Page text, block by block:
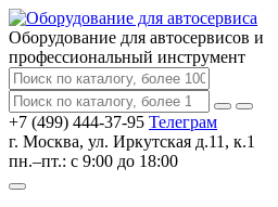
Оборудование для автосервисов и
профессиональный инструмент
+7 (499) 444-37-95 Телеграм
г. Москва, ул. Иркутская д.11, к.1
пн.–пт.: с 9:00 до 18:00